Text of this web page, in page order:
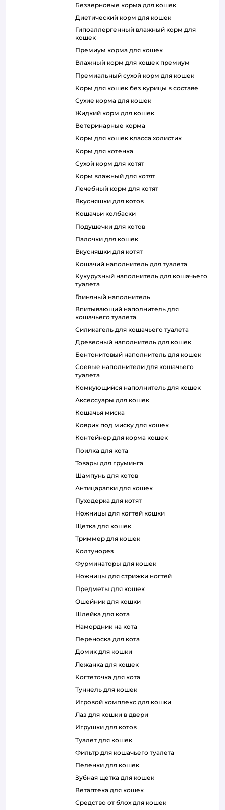
беззерновые корма для кошек
диетический корм для кошек
гипоаллергенный влажный корм для
кошек
премиум корма для кошек
влажный корм для кошек премиум
премиальный сухой корм для кошек
корм для кошек без курицы в составе
сухие корма для кошек
жидкий корм для кошек
ветеринарные корма
корм для кошек класса холистик
корм для котенка
сухой корм для котят
корм влажный для котят
лечебный корм для котят
вкусняшки для котов
кошачьи колбаски
подушечки для котов
палочки для кошек
вкусняшки для котят
кошачий наполнитель для туалета
кукурузный наполнитель для кошачьего
туалета
глиняный наполнитель
впитывающий наполнитель для
кошачьего туалета
силикагель для кошачьего туалета
древесный наполнитель для кошек
бентонитовый наполнитель для кошек
соевые наполнители для кошачьего
туалета
комкующийся наполнитель для кошек
аксессуары для кошек
кошачья миска
коврик под миску для кошек
контейнер для корма кошек
поилка для кота
товары для груминга
шампунь для котов
антицарапки для кошек
пуходерка для котят
ножницы для когтей кошки
щетка для кошек
триммер для кошек
колтунорез
фурминаторы для кошек
ножницы для стрижки ногтей
предметы для кошек
ошейник для кошки
шлейка для кота
намордник на кота
переноска для кота
домик для кошки
лежанка для кошек
когтеточка для кота
туннель для кошек
игровой комплекс для кошки
лаз для кошки в двери
игрушки для котов
туалет для кошек
фильтр для кошачьего туалета
пеленки для кошек
зубная щетка для кошек
ветаптека для кошек
средство от блох для кошек